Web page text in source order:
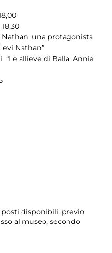
Nathan: una protagonista
Nathan”
“Le allieve di Balla: Annie
disponibili, previo
al museo, secondo